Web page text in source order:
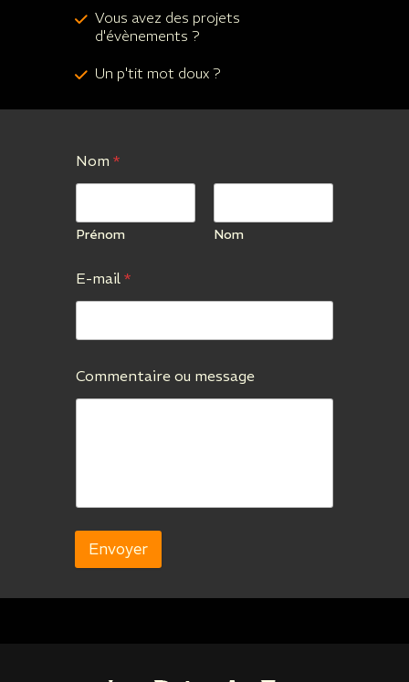
Vous avez des projets
d'évènements ?
Un p'tit mot doux ?
Nom *
Prénom Nom
E-mail *
Commentaire ou message
Envoyer